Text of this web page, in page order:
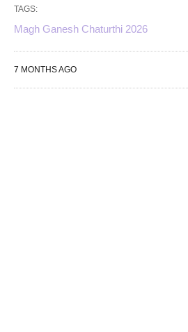
TAGS:
Magh Ganesh Chaturthi 2026
7 MONTHS AGO